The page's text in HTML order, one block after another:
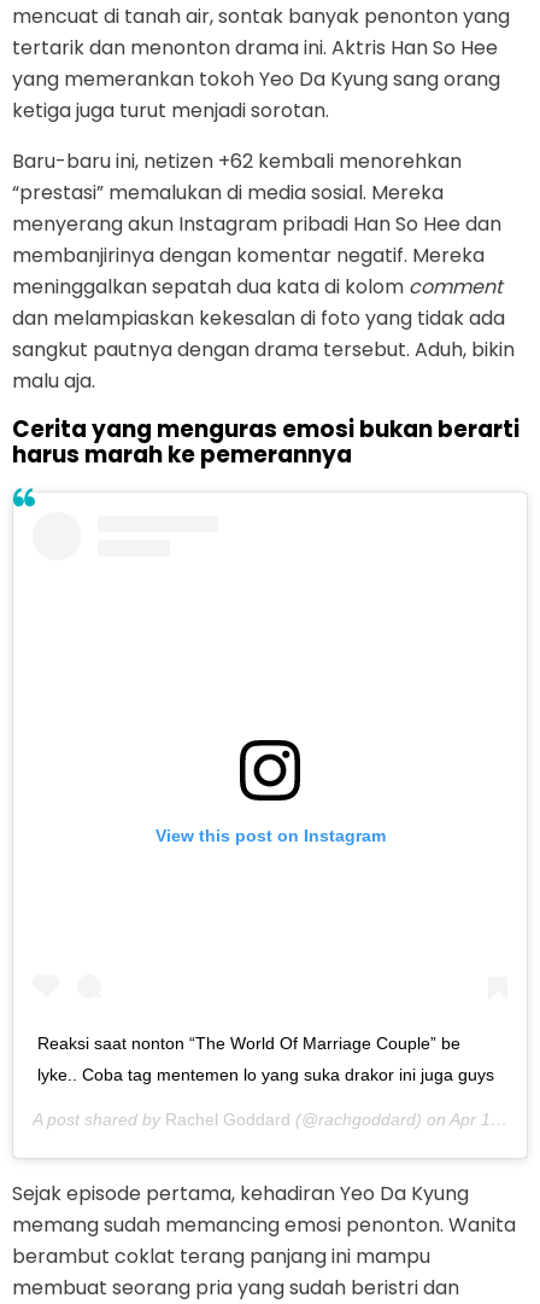
mencuat di tanah air, sontak banyak penonton yang
tertarik dan menonton drama ini. Aktris Han So Hee
yang memerankan tokoh Yeo Da Kyung sang orang
ketiga juga turut menjadi sorotan.
Baru-baru ini, netizen +62 kembali menorehkan
“prestasi” memalukan di media sosial. Mereka
menyerang akun Instagram pribadi Han So Hee dan
membanjirinya dengan komentar negatif. Mereka
meninggalkan sepatah dua kata di kolom comment
dan melampiaskan kekesalan di foto yang tidak ada
sangkut pautnya dengan drama tersebut. Aduh, bikin
malu aja.
Cerita yang menguras emosi bukan berarti
harus marah ke pemerannya
View this post on Instagram
Reaksi saat nonton “The World Of Marriage Couple” be
lyke.. Coba tag mentemen lo yang suka drakor ini juga guys
A post shared by Rachel Goddard (@rachgoddard) on Apr 18, 2020 at 3:09am PDT
Sejak episode pertama, kehadiran Yeo Da Kyung
memang sudah memancing emosi penonton. Wanita
berambut coklat terang panjang ini mampu
membuat seorang pria yang sudah beristri dan